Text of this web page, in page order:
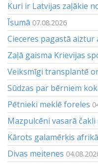
Kuri ir Latvijas zaļākie
Īsumā 07.08.2026
Cieceres pagastā
Zaļā gaisma Krievijas
Veiksmīgi transplantē
Sūdzas par bērniem
Pētnieki meklē foreles
Mazpulcēni vasarā čakli
Kārots galamērķis
Divas meitenes